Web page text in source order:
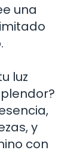
una
luz
y
con